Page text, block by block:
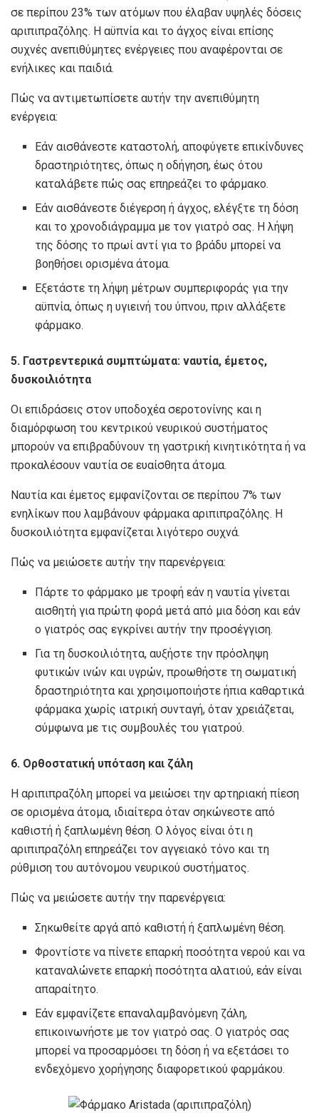
σε περίπου 23% των ατόμων που έλαβαν υψηλές δόσεις
αριπιπραζόλης. Η αϋπνία και το άγχος είναι επίσης
συχνές ανεπιθύμητες ενέργειες που αναφέρονται σε
ενήλικες και παιδιά.
Πώς να αντιμετωπίσετε αυτήν την ανεπιθύμητη
ενέργεια:
Εάν αισθάνεστε καταστολή, αποφύγετε επικίνδυνες
δραστηριότητες, όπως η οδήγηση, έως ότου
καταλάβετε πώς σας επηρεάζει το φάρμακο.
Εάν αισθάνεστε διέγερση ή άγχος, ελέγξτε τη δόση
και το χρονοδιάγραμμα με τον γιατρό σας. Η λήψη
της δόσης το πρωί αντί για το βράδυ μπορεί να
βοηθήσει ορισμένα άτομα.
Εξετάστε τη λήψη μέτρων συμπεριφοράς για την
αϋπνία, όπως η υγιεινή του ύπνου, πριν αλλάξετε
φάρμακο.
5. Γαστρεντερικά συμπτώματα: ναυτία, έμετος,
δυσκοιλιότητα
Οι επιδράσεις στον υποδοχέα σεροτονίνης και η
διαμόρφωση του κεντρικού νευρικού συστήματος
μπορούν να επιβραδύνουν τη γαστρική κινητικότητα ή να
προκαλέσουν ναυτία σε ευαίσθητα άτομα.
Ναυτία και έμετος εμφανίζονται σε περίπου 7% των
ενηλίκων που λαμβάνουν φάρμακα αριπιπραζόλης. Η
δυσκοιλιότητα εμφανίζεται λιγότερο συχνά.
Πώς να μειώσετε αυτήν την παρενέργεια:
Πάρτε το φάρμακο με τροφή εάν η ναυτία γίνεται
αισθητή για πρώτη φορά μετά από μια δόση και εάν
ο γιατρός σας εγκρίνει αυτήν την προσέγγιση.
Για τη δυσκοιλιότητα, αυξήστε την πρόσληψη
φυτικών ινών και υγρών, προωθήστε τη σωματική
δραστηριότητα και χρησιμοποιήστε ήπια καθαρτικά
φάρμακα χωρίς ιατρική συνταγή, όταν χρειάζεται,
σύμφωνα με τις συμβουλές του γιατρού.
6. Ορθοστατική υπόταση και ζάλη
Η αριπιπραζόλη μπορεί να μειώσει την αρτηριακή πίεση
σε ορισμένα άτομα, ιδιαίτερα όταν σηκώνεστε από
καθιστή ή ξαπλωμένη θέση. Ο λόγος είναι ότι η
αριπιπραζόλη επηρεάζει τον αγγειακό τόνο και τη
ρύθμιση του αυτόνομου νευρικού συστήματος.
Πώς να μειώσετε αυτήν την παρενέργεια:
Σηκωθείτε αργά από καθιστή ή ξαπλωμένη θέση.
Φροντίστε να πίνετε επαρκή ποσότητα νερού και να
καταναλώνετε επαρκή ποσότητα αλατιού, εάν είναι
απαραίτητο.
Εάν εμφανίζετε επαναλαμβανόμενη ζάλη,
επικοινωνήστε με τον γιατρό σας. Ο γιατρός σας
μπορεί να προσαρμόσει τη δόση ή να εξετάσει το
ενδεχόμενο χορήγησης διαφορετικού φαρμάκου.